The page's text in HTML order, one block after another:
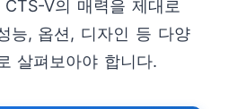
V의 매력을 제대로
능, 옵션, 디자인 등 다양
살펴보아야 합니다.